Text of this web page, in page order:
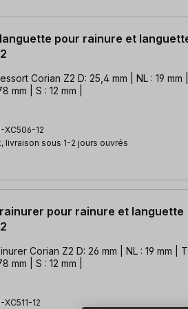
pour rainure et
Corian Z2 D: 25,4 mm | NL : 19 mm
mm | S : 12 mm |
XC506-12
livraison sous 1-2 jours ouvrés
pour rainure et languette
Corian Z2 D: 26 mm | NL : 19 mm |
mm | S : 12 mm |
XC511-12